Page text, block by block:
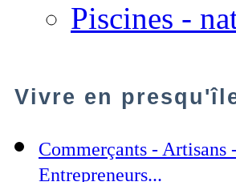
Piscines -
Vivre en
Commerçants - Artisans